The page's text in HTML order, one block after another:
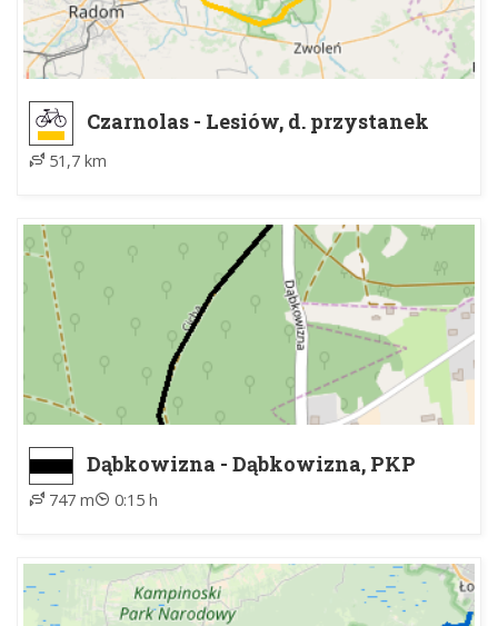
Czarnolas - Lesiów, d. przystanek
51,7 km
Dąbkowizna - Dąbkowizna, PKP
747 m 0:15 h